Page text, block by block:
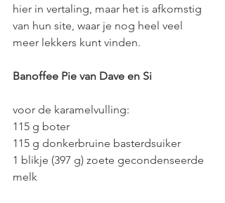
hier in vertaling, maar het is afkomstig
van hun site, waar je nog heel veel
meer lekkers kunt vinden.
Banoffee Pie van Dave en Si
voor de karamelvulling:
115 g boter
115 g donkerbruine basterdsuiker
1 blikje (397 g) zoete gecondenseerde
melk